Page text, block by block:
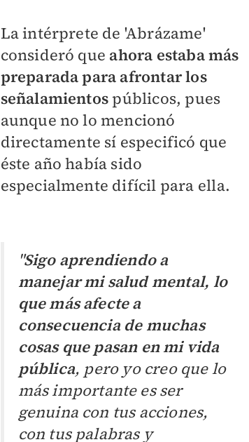
La intérprete de 'Abrázame'
consideró que ahora estaba más
preparada para afrontar los
señalamientos públicos, pues
aunque no lo mencionó
directamente sí especificó que
éste año había sido
especialmente difícil para ella.
"Sigo aprendiendo a
manejar mi salud mental, lo
que más afecte a
consecuencia de muchas
cosas que pasan en mi vida
pública, pero yo creo que lo
más importante es ser
genuina con tus acciones,
con tus palabras y